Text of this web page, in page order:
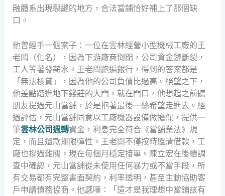
融體系出現裂縫的地方，合法當鋪恰好補上了那個缺
口。
他曾經手一個案子：一位在雲林經營小型機械工廠的王
老闆（化名），因為下游廠商倒閉，公司資金鏈斷裂，
工人等著發薪水。王老闆跑遍銀行，得到的答案都是
「無法核貸」，因為他的公司負債比過高。絕望之下，
他差點踏進地下錢莊的大門。就在門口，他想起之前聽
朋友提過元山當舖，於是抱著最後一絲希望走進去。經
過評估，元山當舖同意以工廠機器設備做擔保，提供一
筆雲林公司週轉資金，利息完全符合《當舖業法》規
定，而且還款期限彈性。王老闆不僅按時還清借款，工
廠也撐過難關，現在每個月穩定接單。陳立宏在後續調
查中確認，元山當舖從未使用任何暴力或不當手段，所
有交易都有完整書面契約，利率透明，甚至主動協助客
戶申請債務協商。他感嘆：「這才是我理想中當鋪該有